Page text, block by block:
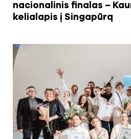
nacionalinis finalas –
kelialapis į Singapūrą